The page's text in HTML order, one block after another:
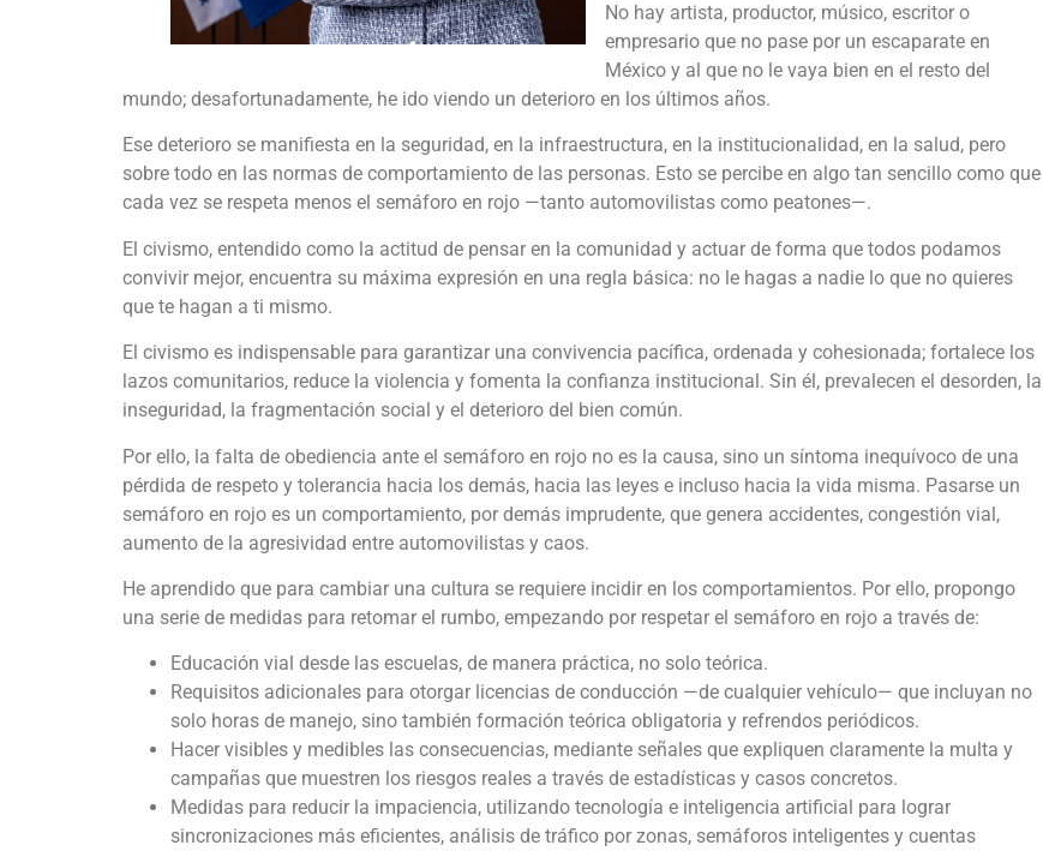
No hay artista, productor, músico, escritor o
empresario que no pase por un escaparate en
México y al que no le vaya bien en el resto del
mundo; desafortunadamente, he ido viendo un deterioro en los últimos años.
Ese deterioro se manifiesta en la seguridad, en la infraestructura, en la institucionalidad, en la salud, pero
sobre todo en las normas de comportamiento de las personas. Esto se percibe en algo tan sencillo como que
cada vez se respeta menos el semáforo en rojo —tanto automovilistas como peatones—.
El civismo, entendido como la actitud de pensar en la comunidad y actuar de forma que todos podamos
convivir mejor, encuentra su máxima expresión en una regla básica: no le hagas a nadie lo que no quieres
que te hagan a ti mismo.
El civismo es indispensable para garantizar una convivencia pacífica, ordenada y cohesionada; fortalece los
lazos comunitarios, reduce la violencia y fomenta la confianza institucional. Sin él, prevalecen el desorden, la
inseguridad, la fragmentación social y el deterioro del bien común.
Por ello, la falta de obediencia ante el semáforo en rojo no es la causa, sino un síntoma inequívoco de una
pérdida de respeto y tolerancia hacia los demás, hacia las leyes e incluso hacia la vida misma. Pasarse un
semáforo en rojo es un comportamiento, por demás imprudente, que genera accidentes, congestión vial,
aumento de la agresividad entre automovilistas y caos.
He aprendido que para cambiar una cultura se requiere incidir en los comportamientos. Por ello, propongo
una serie de medidas para retomar el rumbo, empezando por respetar el semáforo en rojo a través de:
Educación vial desde las escuelas, de manera práctica, no solo teórica.
Requisitos adicionales para otorgar licencias de conducción —de cualquier vehículo— que incluyan no
solo horas de manejo, sino también formación teórica obligatoria y refrendos periódicos.
Hacer visibles y medibles las consecuencias, mediante señales que expliquen claramente la multa y
campañas que muestren los riesgos reales a través de estadísticas y casos concretos.
Medidas para reducir la impaciencia, utilizando tecnología e inteligencia artificial para lograr
sincronizaciones más eficientes, análisis de tráfico por zonas, semáforos inteligentes y cuentas